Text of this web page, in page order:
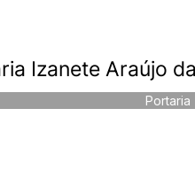
Izanete Araújo
Portaria